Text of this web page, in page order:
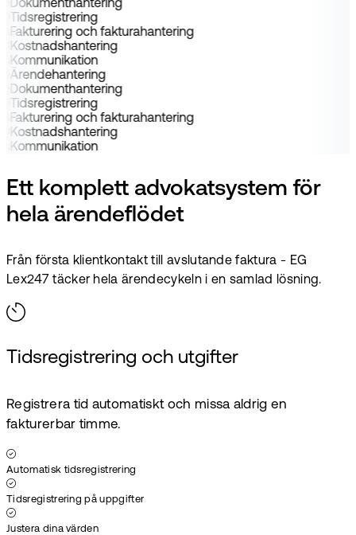
Dokumenthantering
Tidsregistrering
Fakturering och fakturahantering
Kostnadshantering
Kommunikation
Ärendehantering
Dokumenthantering
Tidsregistrering
Fakturering och fakturahantering
Kostnadshantering
Kommunikation
Ett komplett advokatsystem för
hela ärendeflödet
Från första klientkontakt till avslutande faktura - EG
Lex247 täcker hela ärendecykeln i en samlad lösning.
Tidsregistrering och utgifter
Registrera tid automatiskt och missa aldrig en
fakturerbar timme.
Automatisk tidsregistrering
Tidsregistrering på uppgifter
Justera dina värden